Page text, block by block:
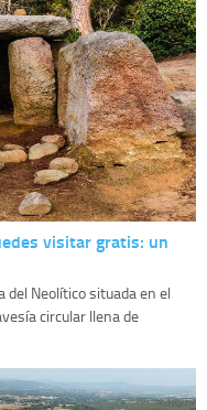
visitar gratis: un
del Neolítico situada en el
circular llena de